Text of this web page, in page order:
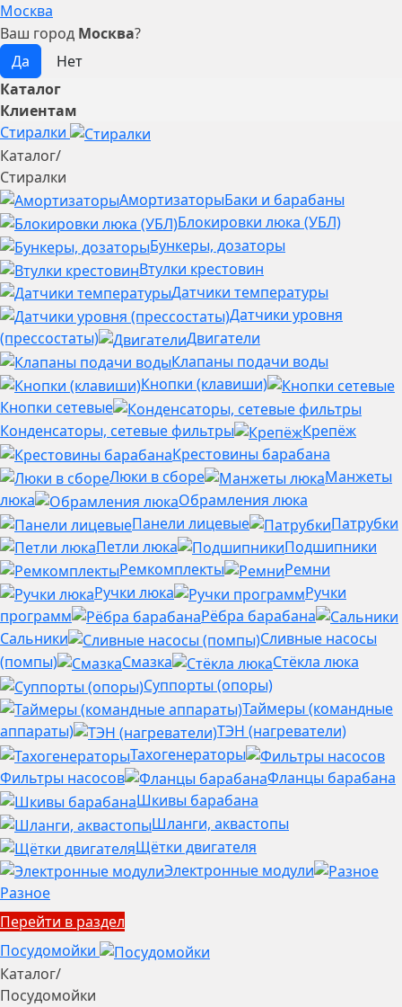
Москва
Ваш город Москва?
Каталог
Клиентам
Стиралки
Каталог/
Стиралки
АмортизаторыБаки и барабаны
Блокировки люка (УБЛ)
Бункеры, дозаторы
Втулки крестовин
Датчики температуры
Датчики уровня
(прессостаты)
Двигатели
Клапаны подачи воды
Кнопки (клавиши)
Кнопки сетевые
Конденсаторы, сетевые фильтры
Крепёж
Крестовины барабана
Люки в сборе
Манжеты
люка
Обрамления люка
Панели лицевые
Патрубки
Петли люка
Подшипники
Ремкомплекты
Ремни
Ручки люка
Ручки
программ
Рёбра барабана
Сальники
Сливные насосы
(помпы)
Смазка
Стёкла люка
Суппорты (опоры)
Таймеры (командные
аппараты)
ТЭН (нагреватели)
Тахогенераторы
Фильтры насосов
Фланцы барабана
Шкивы барабана
Шланги, аквастопы
Щётки двигателя
Электронные модули
Разное
Перейти в раздел
Посудомойки
Каталог/
Посудомойки